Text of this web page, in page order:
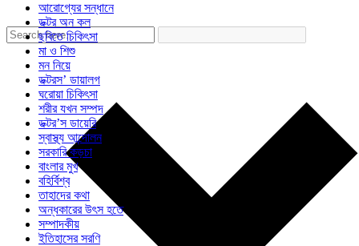
আরোগ্যের সন্ধানে
ডক্টর অন কল
ছবিতে চিকিৎসা
মা ও শিশু
মন নিয়ে
ডক্টরস’ ডায়ালগ
ঘরোয়া চিকিৎসা
শরীর যখন সম্পদ
ডক্টর’স ডায়েরি
স্বাস্থ্য আন্দোলন
সরকারি কড়চা
বাংলার মুখ
বহির্বিশ্ব
তাহাদের কথা
অন্ধকারের উৎস হতে
সম্পাদকীয়
ইতিহাসের সরণি